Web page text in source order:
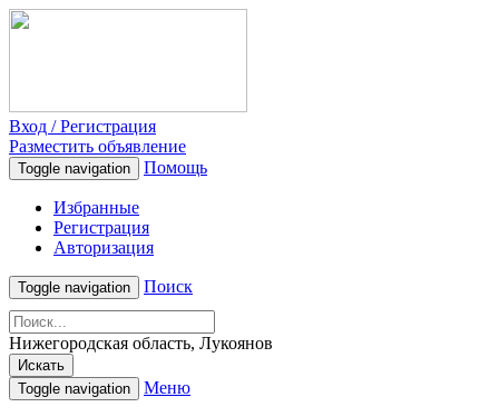
Вход / Регистрация
Разместить объявление
Toggle navigation Помощь
Избранные
Регистрация
Авторизация
Toggle navigation Поиск
Нижегородская область, Лукоянов
Искать
Toggle navigation
Меню